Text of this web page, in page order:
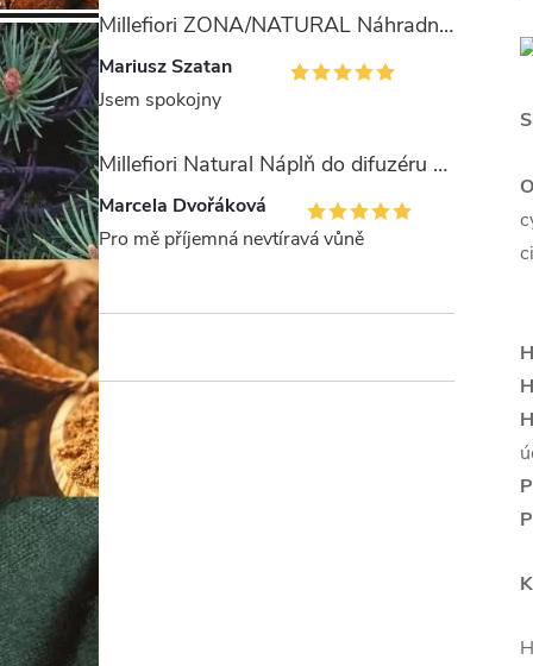
Millefiori ZONA/NATURAL Náhradní stébla pro difuzér 100ml
Mariusz Szatan
Jsem spokojny
Millefiori Natural Náplň do difuzéru 250ml/Legni e Fiori ďArancio
Marcela Dvořáková
Pro mě příjemná nevtíravá vůně